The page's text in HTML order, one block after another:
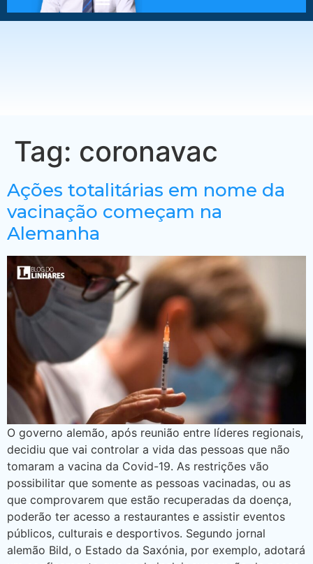
Tag: coronavac
Ações totalitárias em nome da
vacinação começam na
Alemanha
O governo alemão, após reunião entre líderes regionais,
decidiu que vai controlar a vida das pessoas que não
tomaram a vacina da Covid-19. As restrições vão
possibilitar que somente as pessoas vacinadas, ou as
que comprovarem que estão recuperadas da doença,
poderão ter acesso a restaurantes e assistir eventos
públicos, culturais e desportivos. Segundo jornal
alemão Bild, o Estado da Saxónia, por exemplo, adotará